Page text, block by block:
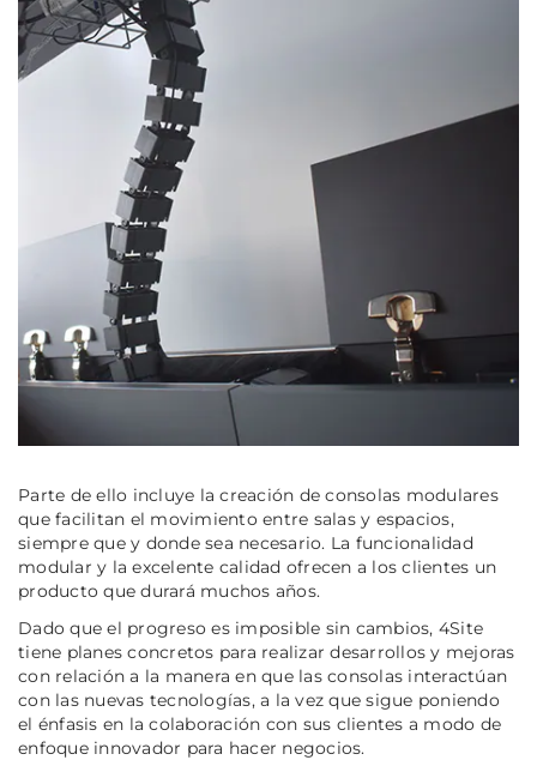
Parte de ello incluye la creación de consolas modulares
que facilitan el movimiento entre salas y espacios,
siempre que y donde sea necesario. La funcionalidad
modular y la excelente calidad ofrecen a los clientes un
producto que durará muchos años.
Dado que el progreso es imposible sin cambios, 4Site
tiene planes concretos para realizar desarrollos y mejoras
con relación a la manera en que las consolas interactúan
con las nuevas tecnologías, a la vez que sigue poniendo
el énfasis en la colaboración con sus clientes a modo de
enfoque innovador para hacer negocios.